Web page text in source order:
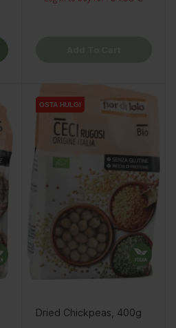
OSTA HULGI
OSTA HULGI
Dried Chickpeas, 400g